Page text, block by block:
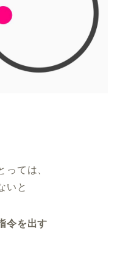
っては、
いと
令を出す